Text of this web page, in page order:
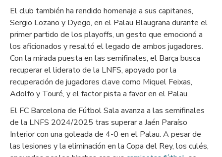
El club también ha rendido homenaje a sus capitanes,
Sergio Lozano y Dyego, en el Palau Blaugrana durante el
primer partido de los playoffs, un gesto que emocionó a
los aficionados y resaltó el legado de ambos jugadores.
Con la mirada puesta en las semifinales, el Barça busca
recuperar el liderato de la LNFS, apoyado por la
recuperación de jugadores clave como Miquel Feixas,
Adolfo y Touré, y el factor pista a favor en el Palau.
El FC Barcelona de Fútbol Sala avanza a las semifinales
de la LNFS 2024/2025 tras superar a Jaén Paraíso
Interior con una goleada de 4-0 en el Palau. A pesar de
las lesiones y la eliminación en la Copa del Rey, los culés,